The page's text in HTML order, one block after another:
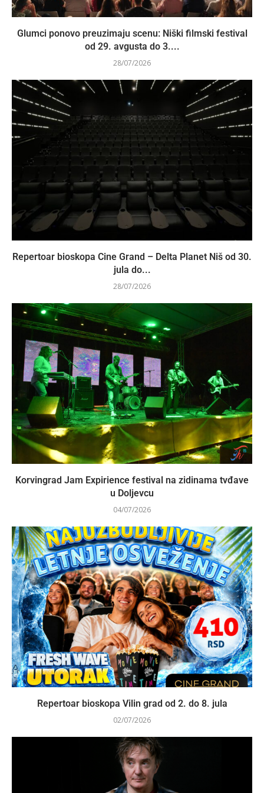
Glumci ponovo preuzimaju scenu: Niški filmski festival
od 29. avgusta do 3....
28/07/2026
Repertoar bioskopa Cine Grand – Delta Planet Niš od 30.
jula do...
28/07/2026
Korvingrad Jam Expirience festival na zidinama tvđave
u Doljevcu
04/07/2026
Repertoar bioskopa Vilin grad od 2. do 8. jula
02/07/2026